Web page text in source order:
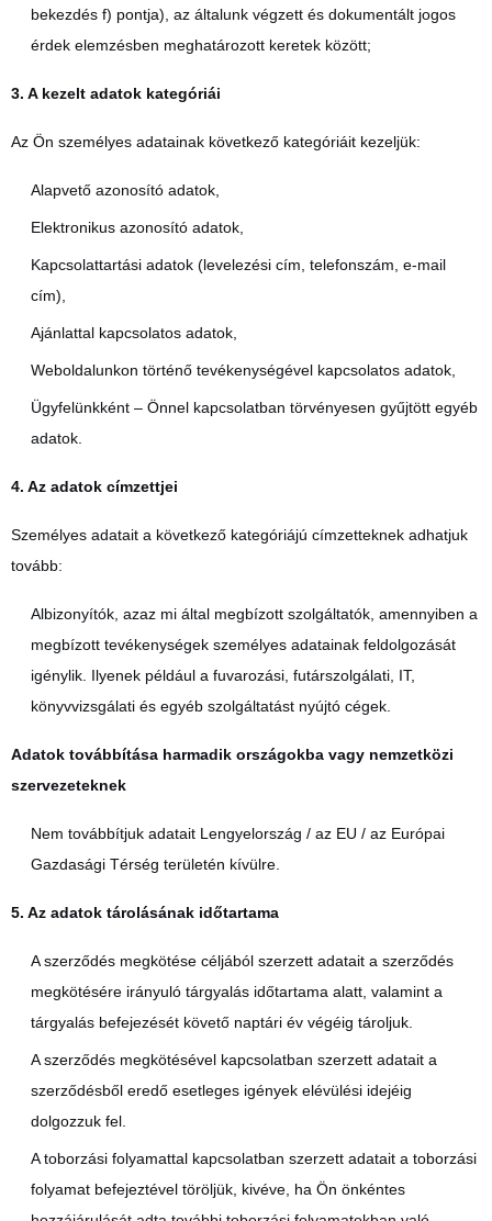
bekezdés f) pontja), az általunk végzett és dokumentált jogos
érdek elemzésben meghatározott keretek között;
3. A kezelt adatok kategóriái
Az Ön személyes adatainak következő kategóriáit kezeljük:
Alapvető azonosító adatok,
Elektronikus azonosító adatok,
Kapcsolattartási adatok (levelezési cím, telefonszám, e-mail
cím),
Ajánlattal kapcsolatos adatok,
Weboldalunkon történő tevékenységével kapcsolatos adatok,
Ügyfelünkként – Önnel kapcsolatban törvényesen gyűjtött egyéb
adatok.
4. Az adatok címzettjei
Személyes adatait a következő kategóriájú címzetteknek adhatjuk
tovább:
Albizonyítók, azaz mi által megbízott szolgáltatók, amennyiben a
megbízott tevékenységek személyes adatainak feldolgozását
igénylik. Ilyenek például a fuvarozási, futárszolgálati, IT,
könyvvizsgálati és egyéb szolgáltatást nyújtó cégek.
Adatok továbbítása harmadik országokba vagy nemzetközi
szervezeteknek
Nem továbbítjuk adatait Lengyelország / az EU / az Európai
Gazdasági Térség területén kívülre.
5. Az adatok tárolásának időtartama
A szerződés megkötése céljából szerzett adatait a szerződés
megkötésére irányuló tárgyalás időtartama alatt, valamint a
tárgyalás befejezését követő naptári év végéig tároljuk.
A szerződés megkötésével kapcsolatban szerzett adatait a
szerződésből eredő esetleges igények elévülési idejéig
dolgozzuk fel.
A toborzási folyamattal kapcsolatban szerzett adatait a toborzási
folyamat befejeztével töröljük, kivéve, ha Ön önkéntes